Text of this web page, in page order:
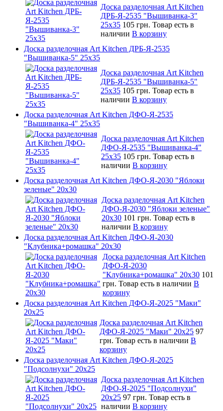
Доска разделочная Art Kitchen
ДРБ-Я-2535 "Вышиванка-3"
25х35 105 грн. Товар есть в
наличии В корзину
Доска разделочная Art Kitchen ДРБ-Я-2535
"Вышиванка-5" 25х35
Доска разделочная Art Kitchen
ДРБ-Я-2535 "Вышиванка-5"
25х35 105 грн. Товар есть в
наличии В корзину
Доска разделочная Art Kitchen ДФО-Я-2535
"Вышиванка-4" 25х35
Доска разделочная Art Kitchen
ДФО-Я-2535 "Вышиванка-4"
25х35 105 грн. Товар есть в
наличии В корзину
Доска разделочная Art Kitchen ДФО-Я-2030 "Яблоки
зеленые" 20х30
Доска разделочная Art Kitchen
ДФО-Я-2030 "Яблоки зеленые"
20х30 101 грн. Товар есть в
наличии В корзину
Доска разделочная Art Kitchen ДФО-Я-2030
"Клубника+ромашка" 20х30
Доска разделочная Art Kitchen
ДФО-Я-2030
"Клубника+ромашка" 20х30 101
грн. Товар есть в наличии В
корзину
Доска разделочная Art Kitchen ДФО-Я-2025 "Маки"
20х25
Доска разделочная Art Kitchen
ДФО-Я-2025 "Маки" 20х25 97
грн. Товар есть в наличии В
корзину
Доска разделочная Art Kitchen ДФО-Я-2025
"Подсолнухи" 20х25
Доска разделочная Art Kitchen
ДФО-Я-2025 "Подсолнухи"
20х25 97 грн. Товар есть в
наличии В корзину